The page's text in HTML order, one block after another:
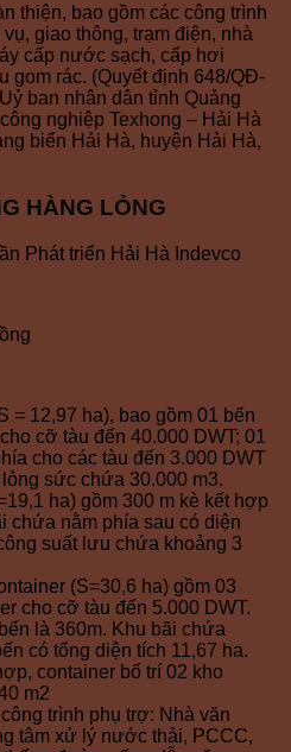
thiện, bao gồm các công trình
giao thông, trạm điện, nhà
cấp nước sạch, cấp hơi
gom rác. (Quyết định 648/QĐ-
ban nhân dân tỉnh Quảng
nghiệp Texhong – Hải Hà
biển Hải Hà, huyện Hải Hà,
HÀNG LỎNG
Phát triển Hải Hà Indevco
= 12,97 ha), bao gồm 01 bến
cỡ tàu đến 40.000 DWT; 01
cho các tàu đến 3.000 DWT
sức chứa 30.000 m3.
ha) gồm 300 m kè kết hợp
chứa nằm phía sau có diện
suất lưu chứa khoảng 3
(S=30,6 ha) gồm 03
cho cỡ tàu đến 5.000 DWT.
là 360m. Khu bãi chứa
có tổng diện tích 11,67 ha.
container bố trí 02 kho
m2
trình phụ trợ: Nhà văn
tâm xử lý nước thải, PCCC,